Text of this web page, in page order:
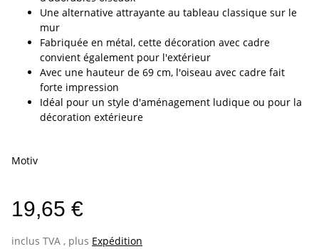
Une alternative attrayante au tableau classique sur le
mur
Fabriquée en métal, cette décoration avec cadre
convient également pour l'extérieur
Avec une hauteur de 69 cm, l'oiseau avec cadre fait
forte impression
Idéal pour un style d'aménagement ludique ou pour la
décoration extérieure
Motiv
19,65 €
inclus TVA , plus Expédition